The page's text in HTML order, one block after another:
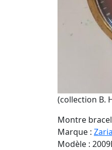
(collection B.
Montre
Marque : Zaria
Modèle :